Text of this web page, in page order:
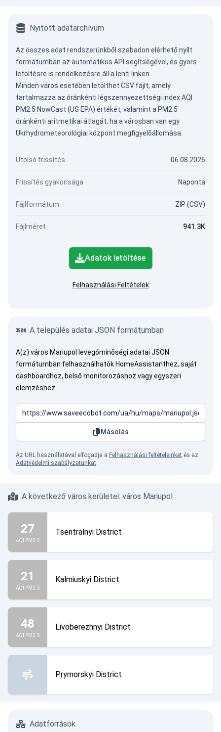
Nyitott adatarchívum
Az összes adat rendszerünkből szabadon elérhető nyílt
formátumban az automatikus API segítségével, és gyors
letöltésre is rendelkezésre áll a lenti linken.
Minden város esetében letölthet CSV fájlt, amely
tartalmazza az óránkénti légszennyezettségi index AQI
PM2.5 NowCast (US EPA) értékét, valamint a PM2.5
óránkénti aritmetikai átlagát, ha a városban van egy
Ukrhydrometeorológiai központ megfigyelőállomása.
Utolsó frissítés 06.08.2026
Frissítés gyakorisága Naponta
Fájlformátum ZIP (CSV)
Fájlméret 941.3K
Adatok letöltése
Felhasználási Feltételek
A település adatai JSON formátumban
A(z) város Mariupol levegőminőségi adatai JSON
formátumban felhasználhatók HomeAssistanthez, saját
dashboardhoz, belső monitorozáshoz vagy egyszeri
elemzéshez.
Másolás
Az URL használatával elfogadja a Felhasználási feltételeinket és az
Adatvédelmi szabályzatunkat.
A következő város kerületei: város Mariupol
27
AQI PM2.5
Tsentralnyi District
21
AQI PM2.5
Kalmiuskyi District
48
AQI PM2.5
Livoberezhnyi District
Prymorskyi District
Adatforrások